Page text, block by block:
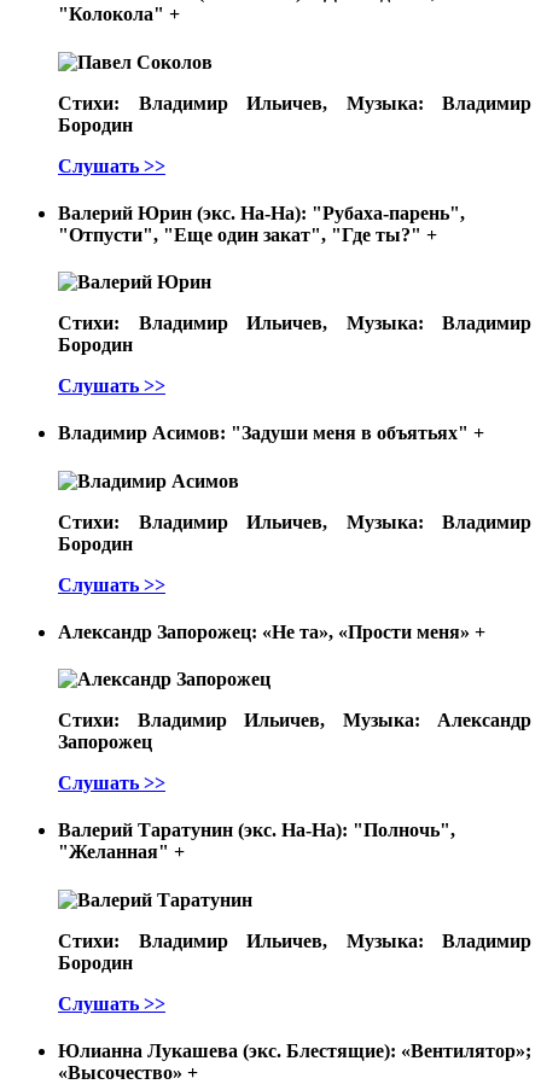
"Колокола" +
Стихи: Владимир Ильичев, Музыка: Владимир
Бородин
Слушать >>
Валерий Юрин (экс. На-На): "Рубаха-парень",
"Отпусти", "Еще один закат", "Где ты?" +
Стихи: Владимир Ильичев, Музыка: Владимир
Бородин
Слушать >>
Владимир Асимов: "Задуши меня в объятьях" +
Стихи: Владимир Ильичев, Музыка: Владимир
Бородин
Слушать >>
Александр Запорожец: «Не та», «Прости меня» +
Стихи: Владимир Ильичев, Музыка: Александр
Запорожец
Слушать >>
Валерий Таратунин (экс. На-На): "Полночь",
"Желанная" +
Стихи: Владимир Ильичев, Музыка: Владимир
Бородин
Слушать >>
Юлианна Лукашева (экс. Блестящие): «Вентилятор»;
«Высочество» +